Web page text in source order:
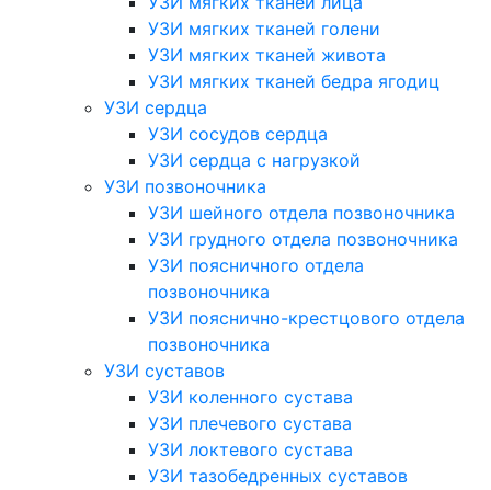
УЗИ мягких тканей голени
УЗИ мягких тканей живота
УЗИ мягких тканей бедра ягодиц
УЗИ сердца
УЗИ сосудов сердца
УЗИ сердца с нагрузкой
УЗИ позвоночника
УЗИ шейного отдела позвоночника
УЗИ грудного отдела позвоночника
УЗИ поясничного отдела
позвоночника
УЗИ пояснично-крестцового отдела
позвоночника
УЗИ суставов
УЗИ коленного сустава
УЗИ плечевого сустава
УЗИ локтевого сустава
УЗИ тазобедренных суставов